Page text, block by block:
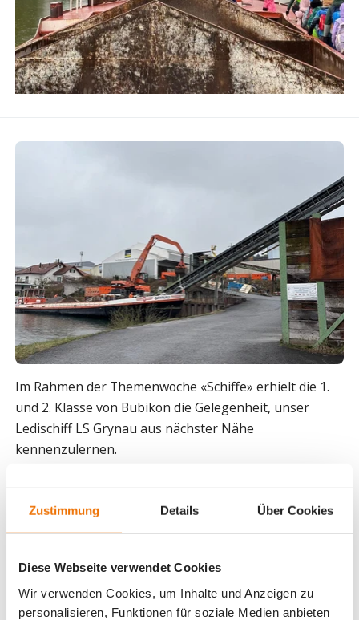
Zustimmung Details Über Cookies
Diese Webseite verwendet Cookies
Wir verwenden Cookies, um Inhalte und Anzeigen zu
personalisieren, Funktionen für soziale Medien anbieten
Im Rahmen der Themenwoche «Schiffe» erhielt die 1.
und 2. Klasse von Bubikon die Gelegenheit, unser
Ledischiff LS Grynau aus nächster Nähe
kennenzulernen.
unsere Mitarbeitenden den interessierten
dadurch das Strassennetz und die Umwelt entlastet
werden und welche Herausforderungen der Unterhalt
solcher Lastschiffe mit sich bringt.